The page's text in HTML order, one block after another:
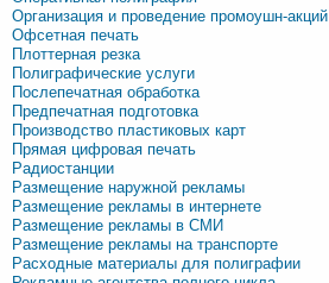
Организация и проведение промоушн-акций
Офсетная печать
Плоттерная резка
Полиграфические услуги
Послепечатная обработка
Предпечатная подготовка
Производство пластиковых карт
Прямая цифровая печать
Радиостанции
Размещение наружной рекламы
Размещение рекламы в интернете
Размещение рекламы в СМИ
Размещение рекламы на транспорте
Расходные материалы для полиграфии